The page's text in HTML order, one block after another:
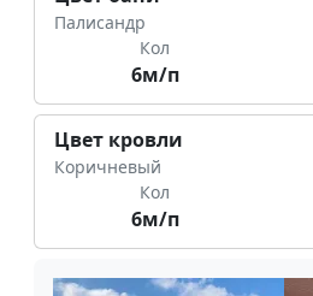
Палисандр
Кол
6м/п
Цвет кровли
Коричневый
Кол
6м/п